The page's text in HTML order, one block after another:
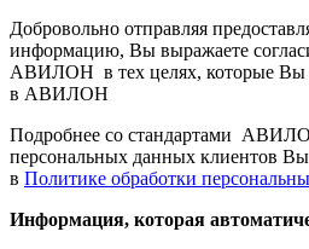
Добровольно отправляя
информацию, Вы выражаете
АВИЛОН в тех целях, которые Вы
в АВИЛОН
Подробнее со стандартами
персональных данных клиентов
в Политике обработки
Информация, которая